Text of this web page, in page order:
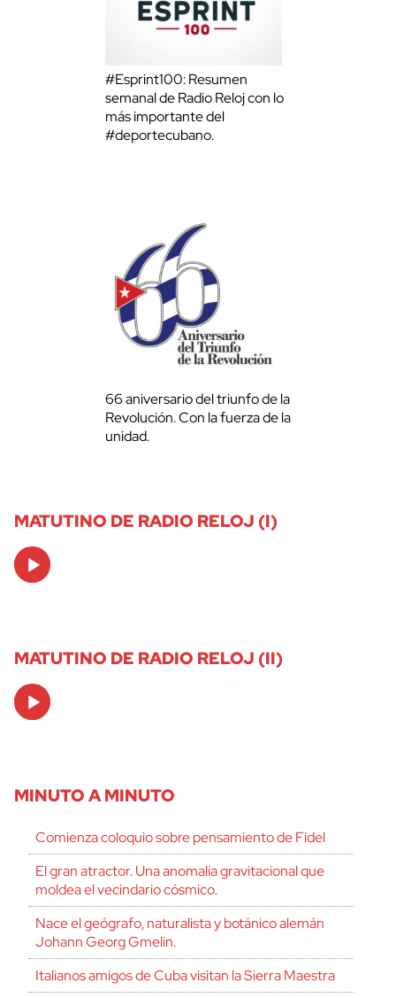
#Esprint100: Resumen
semanal de Radio Reloj con lo
más importante del
#deportecubano.
66 aniversario del triunfo de la
Revolución. Con la fuerza de la
unidad.
MATUTINO DE RADIO RELOJ (I)
Audio
Player
MATUTINO DE RADIO RELOJ (II)
Audio
Player
MINUTO A MINUTO
Comienza coloquio sobre pensamiento de Fidel
El gran atractor. Una anomalía gravitacional que
moldea el vecindario cósmico.
Nace el geógrafo, naturalista y botánico alemán
Johann Georg Gmelin.
Italianos amigos de Cuba visitan la Sierra Maestra